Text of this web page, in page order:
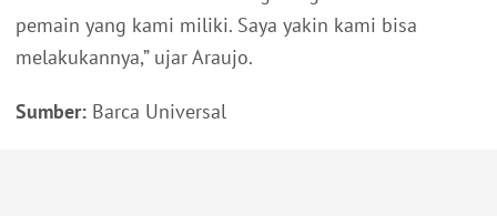
pemain yang kami miliki. Saya yakin kami bisa
melakukannya,” ujar Araujo.
Sumber: Barca Universal